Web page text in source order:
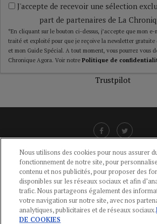
J'accepte de recevoir une sélection
part de partenaires de La
*En cliquant sur le bouton ci-dessus, j’accepte que mon e-
traité et exploité pour que je reçoive la newsletter gratuite
et mon Guide Spécial. A tout moment, vous pourrez vous
Chronique Agora. Voir notre Politique de
Trustpilot
LIENS UTILES
CGU-POLITIQUE DE CONFIDENTIALITÉ -
MENTIONS LÉGALES -AIDE
CONTACT
Nous utilisons des cookies pour nous assurer
fonctionnement de notre site, pour
contenu et nos publicités, pour proposer des
disponibles sur les réseaux sociaux et afin
trafic. Nous partageons également des
votre navigation sur notre site, avec nos
analytiques, publicitaires et de réseaux sociaux.
DE COOKIES